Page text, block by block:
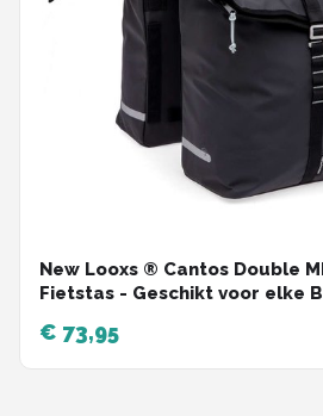
New Looxs ® Cantos Double
Fietstas - Geschikt voor elke
Ook voor Electrische Fietsen
Afneembare Fietstas voor
Zwart
€ 73,95